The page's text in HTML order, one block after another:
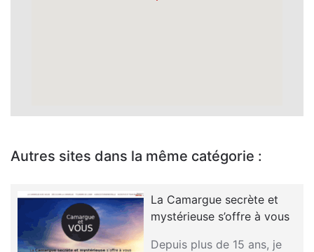
Autres sites dans la même catégorie :
La Camargue secrète et
mystérieuse s’offre à vous
Depuis plus de 15 ans, je